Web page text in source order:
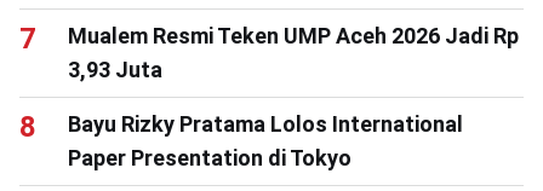
Mualem Resmi Teken UMP Aceh 2026 Jadi Rp
3,93 Juta
Bayu Rizky Pratama Lolos International
Paper Presentation di Tokyo